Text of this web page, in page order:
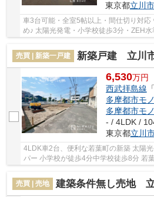
東京都立川市
車3台可能・全室5帖以上・間仕切り対応
め♪ 太陽光発電・小学校徒歩3分・ZEH
売買 | 新築一戸建
新築戸建 立川市若
6,530万円
西武拝島線 「
多摩都市モ
多摩都市モ
- / 4LDK /
東京都立川
4LDK車2台、便利な若葉町の新築 太陽
パー 小学校が徒歩4分中学校徒歩8分 若
売買 | 売地
建築条件無し売地 立川